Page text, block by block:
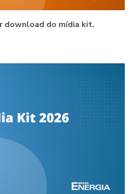
download do mídia kit.